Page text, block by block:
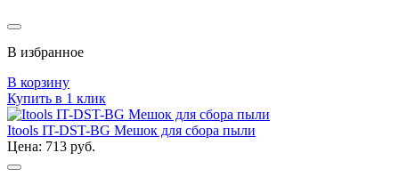
В избранное
В корзину
Купить в 1 клик
Itools IT-DST-BG Мешок для сбора пыли
Цена: 713 руб.